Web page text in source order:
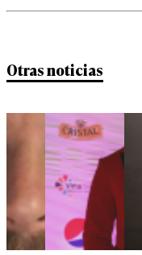
Otras noticias